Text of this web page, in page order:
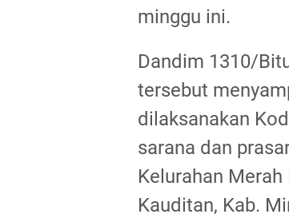
minggu ini.
Dandim 1310/
tersebut
dilaksanakan
sarana dan
Kelurahan
Kauditan, Kab.